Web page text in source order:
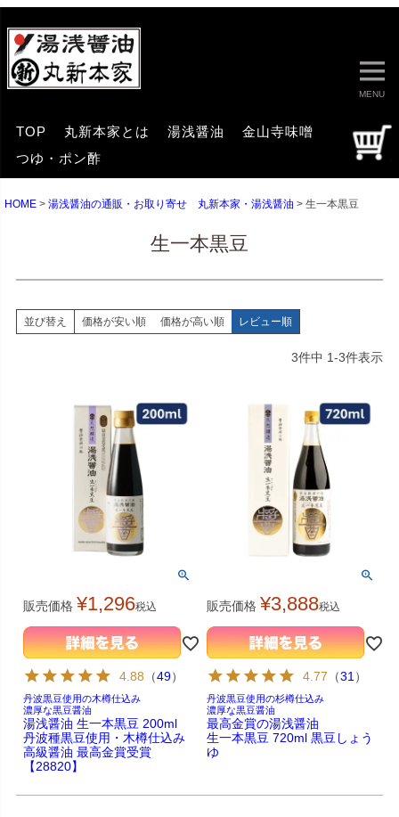
MENU
TOP 丸新本家とは 湯浅醤油
金山寺味噌
つゆ・ポン酢
HOME 湯浅醤油の通販・お取り寄せ 丸新本家・湯浅醤油 生一本黒豆
生一本黒豆
並び替え 価格が安い順 価格が高い順 レビュー順
3件中 1-3件表示
販売価格 ¥1,296税込
4.88 （49）
丹波黒豆使用の木樽仕込み
濃厚な黒豆醤油
湯浅醤油 生一本黒豆 200ml
丹波種黒豆使用・木樽仕込み
高級醤油 最高金賞受賞
【28820】
販売価格 ¥3,888税込
4.77 （31 ）
丹波黒豆使用の杉樽仕込み
濃厚な黒豆醤油
最高金賞の湯浅醤油
生一本黒豆 720ml 黒豆しょう
ゆ